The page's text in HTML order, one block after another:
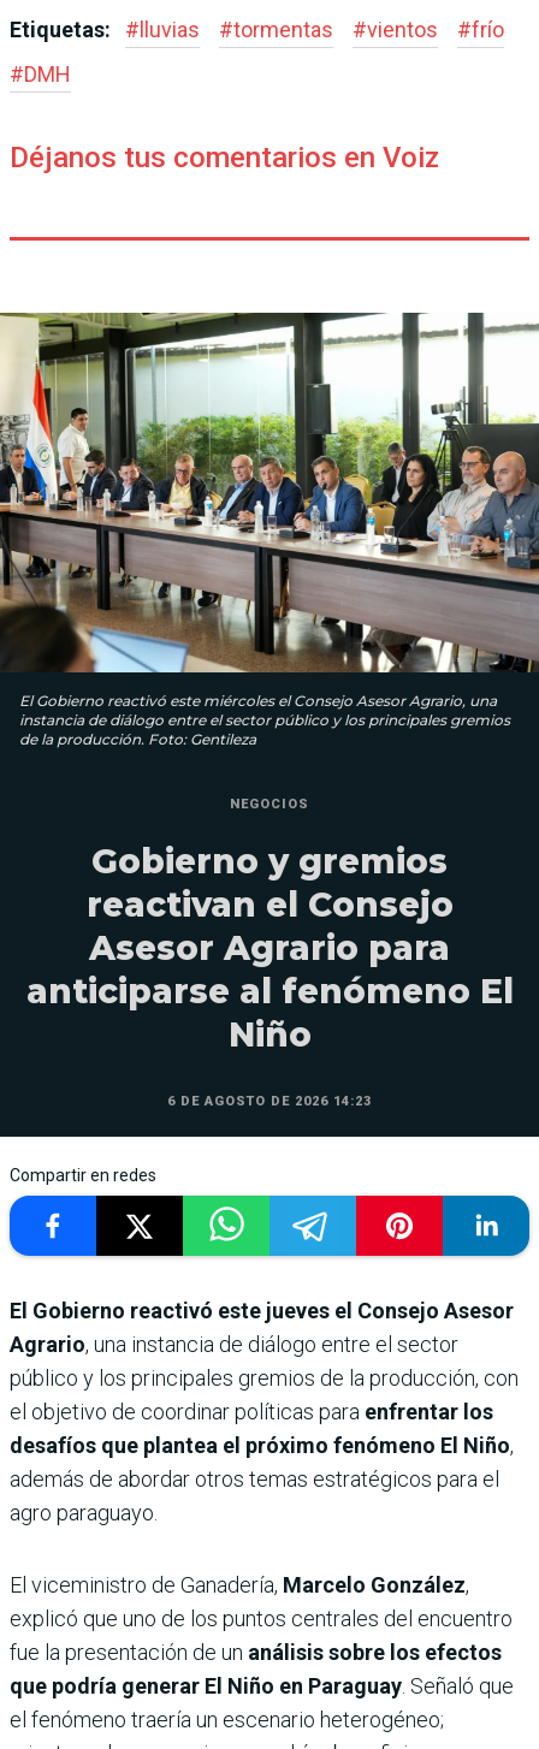
Etiquetas: # lluvias #tormentas #vientos #frío
#DMH
Déjanos tus comentarios en Voiz
El Gobierno reactivó este miércoles el Consejo Asesor Agrario, una
instancia de diálogo entre el sector público y los principales gremios
de la producción. Foto: Gentileza
NEGOCIOS
Gobierno y gremios
reactivan el Consejo
Asesor Agrario para
anticiparse al fenómeno El
Niño
6 DE AGOSTO DE 2026 14:23
Compartir en redes
El Gobierno reactivó este jueves el Consejo Asesor
Agrario, una instancia de diálogo entre el sector
público y los principales gremios de la producción, con
el objetivo de coordinar políticas para enfrentar los
desafíos que plantea el próximo fenómeno El Niño,
además de abordar otros temas estratégicos para el
agro paraguayo.
El viceministro de Ganadería, Marcelo González,
explicó que uno de los puntos centrales del encuentro
fue la presentación de un análisis sobre los efectos
que podría generar El Niño en Paraguay . Señaló que
el fenómeno traería un escenario heterogéneo;